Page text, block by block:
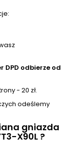
DPD odbierze od
- 20 zł.
odeślemy
gniazda
X90L ?